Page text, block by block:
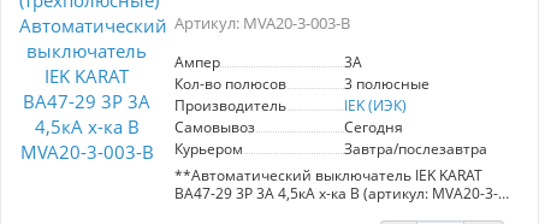
кА
**Преимущества:**
- Подходит для жилых и общественных зданий
- Гарантирует защиту от перегрузок и коротких
замыканий
- Простота установки и эксплуатации от
надежного производителя IEK.
Артикул: MVA20-3-003-B
Ампер
3A
Кол-во полюсов
3 полюсные
Производитель
IEK (ИЭК)
Самовывоз
Сегодня
Курьером
Завтра/послезавтра
**Автоматический выключатель IEK KARAT
ВА47-29 3Р 3А 4,5кА х-ка В (артикул: MVA20-3-